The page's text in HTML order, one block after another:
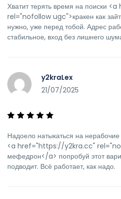
Хватит терять время на поиски
rel="nofollow ugc">кракен как
нужно, уже перед тобой. Адрес
стабильное, вход без лишнего
y2kraLex
21/07/2025
Надоело натыкаться на
<a href="https://y2kra.cc"
мефедрон</a> попробуй этот
подводит. Всё работает, как надо.